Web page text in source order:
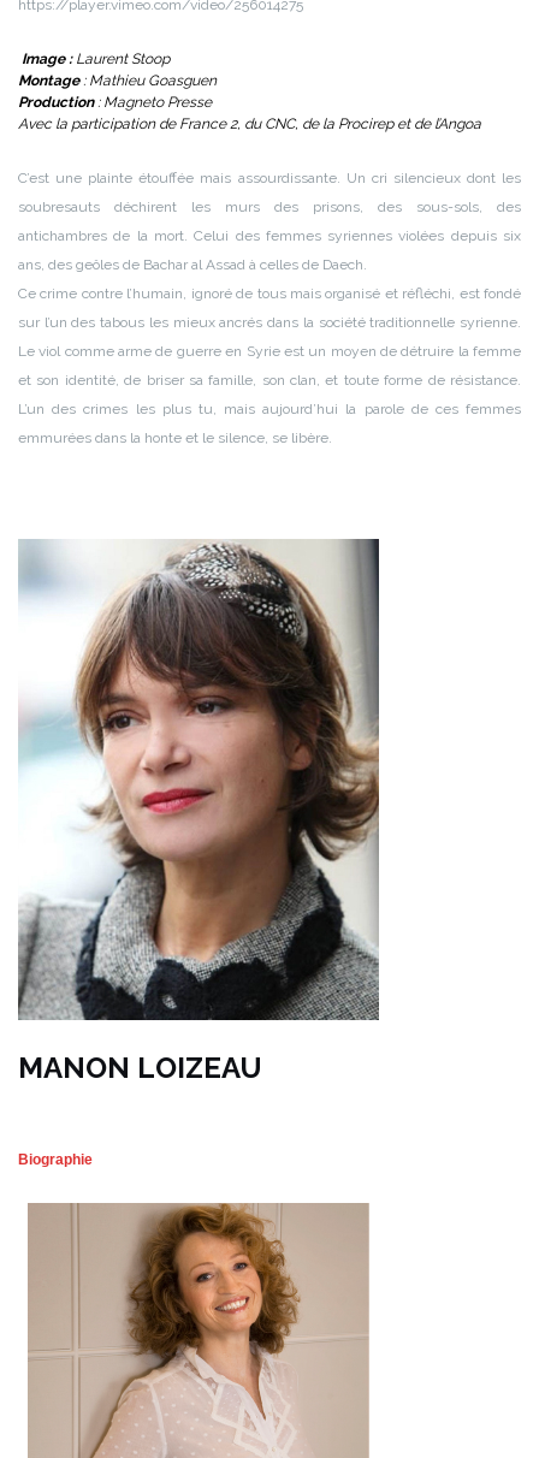
https://player.vimeo.com/video/256014275
Image : Laurent Stoop
Montage: Mathieu Goasguen
Production: Magneto Presse
Avec la participation de France 2, du CNC, de la Procirep et de l’Angoa
C’est une plainte étouffée mais assourdissante. Un cri silencieux dont les
soubresauts déchirent les murs des prisons, des sous-sols, des
antichambres de la mort. Celui des femmes syriennes violées depuis six
ans, des geôles de Bachar al Assad à celles de Daech.
Ce crime contre l’humain, ignoré de tous mais organisé et réfléchi, est fondé
sur l’un des tabous les mieux ancrés dans la société traditionnelle syrienne.
Le viol comme arme de guerre en Syrie est un moyen de détruire la femme
et son identité, de briser sa famille, son clan, et toute forme de résistance.
L’un des crimes les plus tu, mais aujourd’hui la parole de ces femmes
emmurées dans la honte et le silence, se libère.
MANON LOIZEAU
Biographie